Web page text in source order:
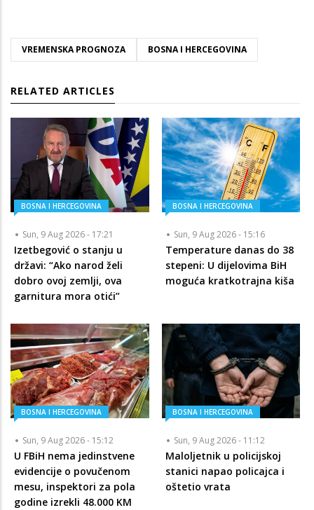
VREMENSKA PROGNOZA BOSNA I HERCEGOVINA
RELATED ARTICLES
BOSNA I HERCEGOVINA
Sun, 9 Aug 2026 - 17:21
Izetbegović o stanju u
državi: “Ako narod želi
dobro ovoj zemlji, ova
garnitura mora otići”
BOSNA I HERCEGOVINA
Sun, 9 Aug 2026 - 15:16
Temperature danas do 38
stepeni: U dijelovima BiH
moguća kratkotrajna kiša
BOSNA I HERCEGOVINA
Sun, 9 Aug 2026 - 15:12
U FBiH nema jedinstvene
evidencije o povučenom
mesu, inspektori za pola
godine izrekli 48.000 KM
BOSNA I HERCEGOVINA
Sun, 9 Aug 2026 - 11:12
Maloljetnik u policijskoj
stanici napao policajca i
oštetio vrata